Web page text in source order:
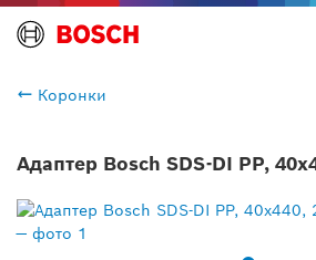
Коронки
Адаптер Bosch SDS-DI PP,